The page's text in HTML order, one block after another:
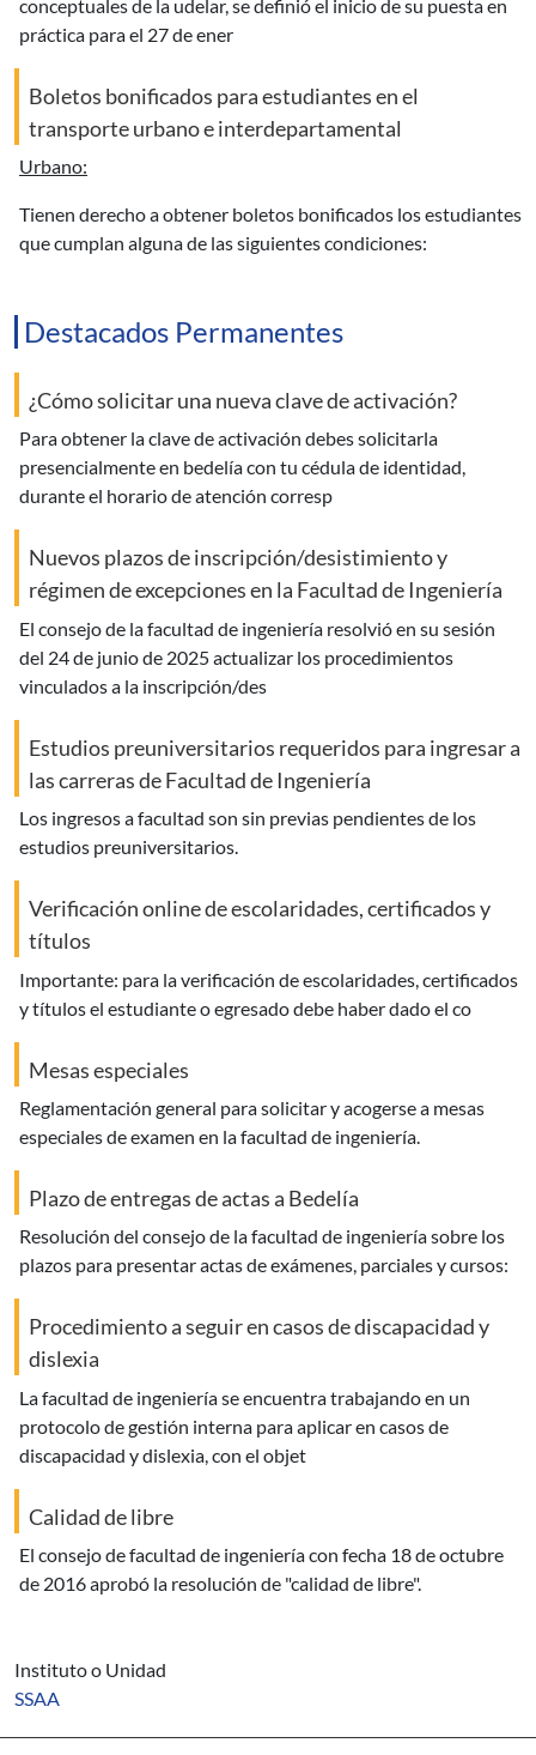
conceptuales de la udelar, se definió el inicio de su puesta en
práctica para el 27 de ener
Boletos bonificados para estudiantes en el
transporte urbano e interdepartamental
urbano:
tienen derecho a obtener boletos bonificados los estudiantes
que cumplan alguna de las siguientes condiciones:
Destacados Permanentes
¿Cómo solicitar una nueva clave de activación?
para obtener la clave de activación debes solicitarla
presencialmente en bedelía con tu cédula de identidad,
durante el horario de atención corresp
Nuevos plazos de inscripción/desistimiento y
régimen de excepciones en la Facultad de Ingeniería
el consejo de la facultad de ingeniería resolvió en su sesión
del 24 de junio de 2025 actualizar los procedimientos
vinculados a la inscripción/des
Estudios preuniversitarios requeridos para ingresar a
las carreras de Facultad de Ingeniería
los ingresos a facultad son sin previas pendientes de los
estudios preuniversitarios.
Verificación online de escolaridades, certificados y
títulos
importante: para la verificación de escolaridades, certificados
y títulos el estudiante o egresado debe haber dado el co
Mesas especiales
reglamentación general para solicitar y acogerse a mesas
especiales de examen en la facultad de ingeniería.
Plazo de entregas de actas a Bedelía
resolución del consejo de la facultad de ingeniería sobre los
plazos para presentar actas de exámenes, parciales y cursos:
Procedimiento a seguir en casos de discapacidad y
dislexia
la facultad de ingeniería se encuentra trabajando en un
protocolo de gestión interna para aplicar en casos de
discapacidad y dislexia, con el objet
Calidad de libre
el consejo de facultad de ingeniería con fecha 18 de octubre
de 2016 aprobó la resolución de "calidad de libre".
Instituto o Unidad
SSAA